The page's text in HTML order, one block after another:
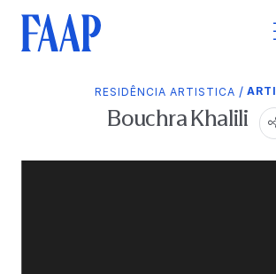
RESIDÊNCIA ARTISTICA /
Bouchra Khalili